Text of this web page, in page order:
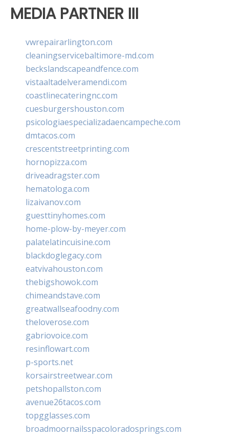
MEDIA PARTNER III
vwrepairarlington.com
cleaningservicebaltimore-md.com
beckslandscapeandfence.com
vistaaltadelveramendi.com
coastlinecateringnc.com
cuesburgershouston.com
psicologiaespecializadaencampeche.com
dmtacos.com
crescentstreetprinting.com
hornopizza.com
driveadragster.com
hematologa.com
lizaivanov.com
guesttinyhomes.com
home-plow-by-meyer.com
palatelatincuisine.com
blackdoglegacy.com
eatvivahouston.com
thebigshowok.com
chimeandstave.com
greatwallseafoodny.com
theloverose.com
gabriovoice.com
resinflowart.com
p-sports.net
korsairstreetwear.com
petshopallston.com
avenue26tacos.com
topgglasses.com
broadmoornailsspacoloradosprings.com